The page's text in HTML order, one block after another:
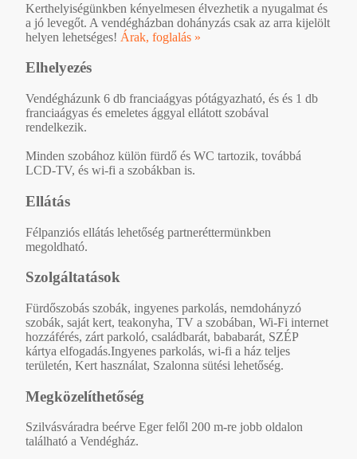
Kerthelyiségünkben kényelmesen élvezhetik a nyugalmat és
a jó levegőt. A vendégházban dohányzás csak az arra kijelölt
helyen lehetséges! Árak, foglalás »
Elhelyezés
Vendégházunk 6 db franciaágyas pótágyazható, és és 1 db
franciaágyas és emeletes ággyal ellátott szobával
rendelkezik.
Minden szobához külön fürdő és WC tartozik, továbbá
LCD-TV, és wi-fi a szobákban is.
Ellátás
Félpanziós ellátás lehetőség partneréttermünkben
megoldható.
Szolgáltatások
Fürdőszobás szobák, ingyenes parkolás, nemdohányzó
szobák, saját kert, teakonyha, TV a szobában, Wi-Fi internet
hozzáférés, zárt parkoló, családbarát, bababarát, SZÉP
kártya elfogadás.Ingyenes parkolás, wi-fi a ház teljes
területén, Kert használat, Szalonna sütési lehetőség.
Megközelíthetőség
Szilvásváradra beérve Eger felől 200 m-re jobb oldalon
található a Vendégház.